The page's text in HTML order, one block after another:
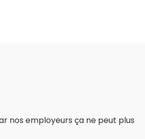
nos employeurs ça ne peut plus